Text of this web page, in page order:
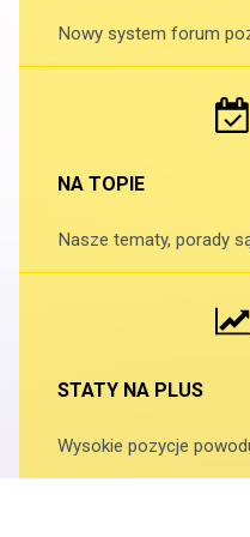
Nowy system forum
NA TOPIE
Nasze tematy, porady
STATY NA PLUS
Wysokie pozycje